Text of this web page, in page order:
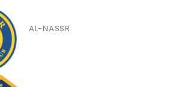
AL-NASSR